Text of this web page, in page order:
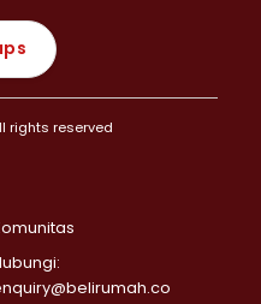
rights reserved